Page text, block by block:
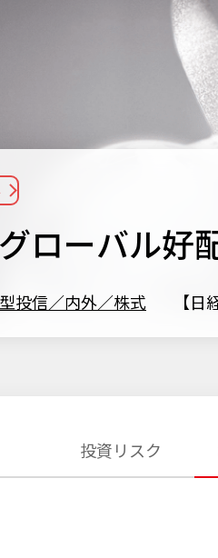
ローバル好
投信／内外／株式 【
投資リスク